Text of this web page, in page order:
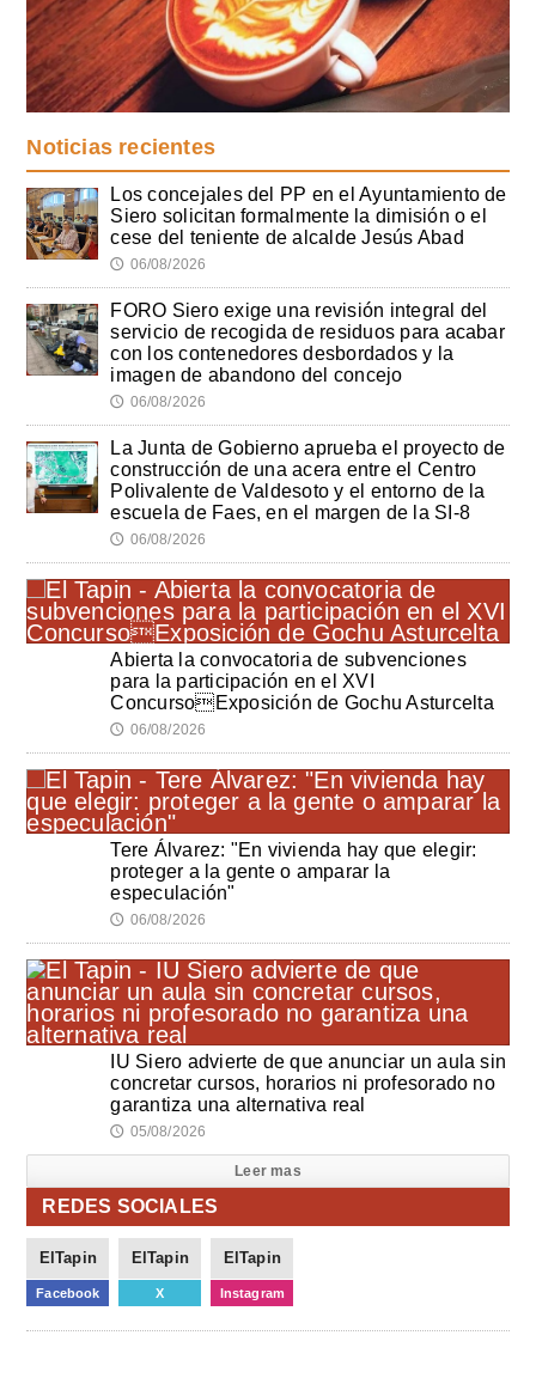
Noticias recientes
Los concejales del PP en el Ayuntamiento de
Siero solicitan formalmente la dimisión o el
cese del teniente de alcalde Jesús Abad
🕔 06/08/2026
FORO Siero exige una revisión integral del
servicio de recogida de residuos para acabar
con los contenedores desbordados y la
imagen de abandono del concejo
🕔 06/08/2026
La Junta de Gobierno aprueba el proyecto de
construcción de una acera entre el Centro
Polivalente de Valdesoto y el entorno de la
escuela de Faes, en el margen de la SI-8
🕔 06/08/2026
Abierta la convocatoria de subvenciones
para la participación en el XVI
ConcursoExposición de Gochu Asturcelta
🕔 06/08/2026
Tere Álvarez: "En vivienda hay que elegir:
proteger a la gente o amparar la
especulación"
🕔 06/08/2026
IU Siero advierte de que anunciar un aula sin
concretar cursos, horarios ni profesorado no
garantiza una alternativa real
🕔 05/08/2026
Leer mas
REDES SOCIALES
ElTapin
Facebook
ElTapin
X
ElTapin
Instagram